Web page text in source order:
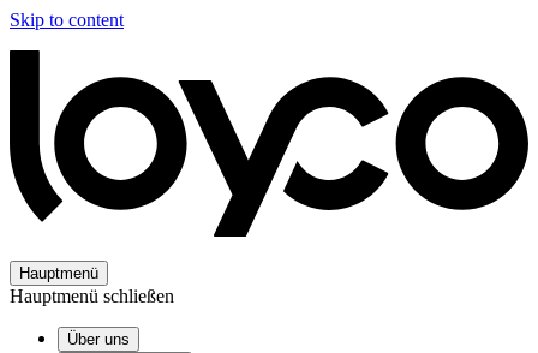
Skip to content
Hauptmenü
Hauptmenü schließen
Über uns